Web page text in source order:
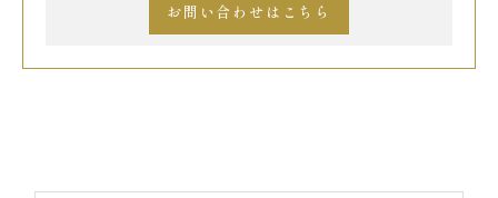
お問い合わせはこちら